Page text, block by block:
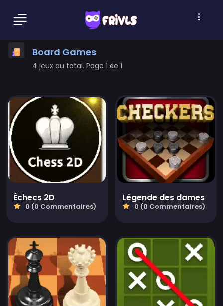
Board Games
4 jeux au total. Page 1 de 1
Échecs 2D
0 (0 Commentaires)
Légende des dames
0 (0 Commentaires)